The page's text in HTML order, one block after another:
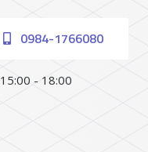
0984-1766080
- 18:00